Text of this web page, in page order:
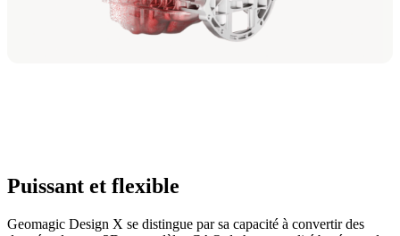
Puissant et flexible
Geomagic Design X se distingue par sa capacité à convertir des